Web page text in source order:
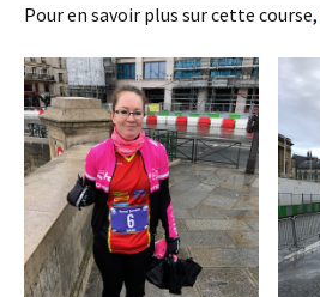
Pour en savoir plus sur cette course,